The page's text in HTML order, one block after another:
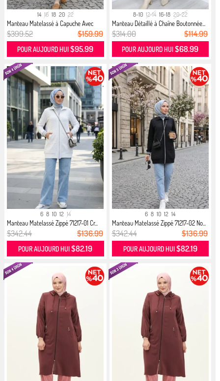
14 16 18 20 22
Manteau Matelassé à Capuche Avec
Dé...
$399.52 $159.99
POUR AUJOURD HUI$95.99
8-10 12-14 16-18 20-22
Manteau Détaillé à Chaîne Boutonnée...
$314.00 $114.99
POUR AUJOURD HUI$68.99
6 8 10 12 14
Manteau Matelassé Zippé 71217-01 Cr...
$342.44 $136.99
POUR AUJOURD HUI$82.19
6 8 10 12 14
Manteau Matelassé Zippé 71217-02 No...
$342.44 $136.99
POUR AUJOURD HUI $82.19